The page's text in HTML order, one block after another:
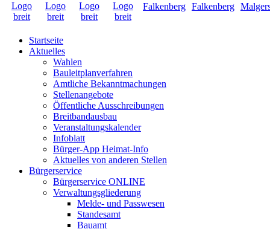
Startseite
Aktuelles
Wahlen
Bauleitplanverfahren
Amtliche Bekanntmachungen
Stellenangebote
Öffentliche Ausschreibungen
Breitbandausbau
Veranstaltungskalender
Infoblatt
Bürger-App Heimat-Info
Aktuelles von anderen Stellen
Bürgerservice
Bürgerservice ONLINE
Verwaltungsgliederung
Melde- und Passwesen
Standesamt
Bauamt